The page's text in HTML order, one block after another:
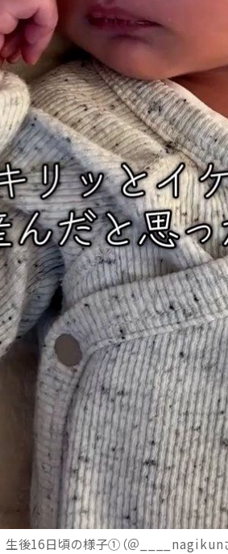
生後16日頃の様子①（＠____nagikunさ